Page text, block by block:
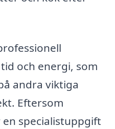
och energi, som
andra viktiga
Eftersom
specialistuppgift